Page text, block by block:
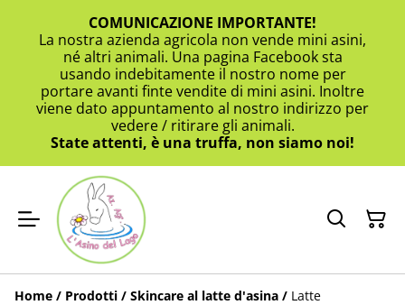
COMUNICAZIONE IMPORTANTE!
La nostra azienda agricola non vende mini asini,
né altri animali. Una pagina Facebook sta
usando indebitamente il nostro nome per
portare avanti finte vendite di mini asini. Inoltre
viene dato appuntamento al nostro indirizzo per
vedere / ritirare gli animali.
State attenti, è una truffa, non siamo noi!
Home / Prodotti / Skincare al latte d'asina / Latte